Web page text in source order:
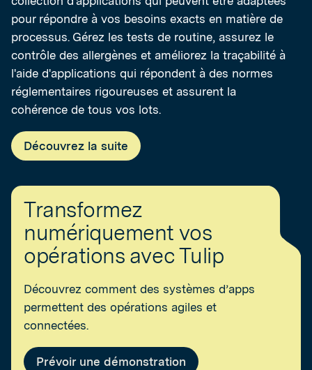
pour répondre à vos besoins exacts en matière de
processus. Gérez les tests de routine, assurez le
contrôle des allergènes et améliorez la traçabilité à
l'aide d'applications qui répondent à des normes
réglementaires rigoureuses et assurent la
cohérence de tous vos lots.
Découvrez la suite
Transformez
numériquement vos
opérations avec Tulip
Découvrez comment des systèmes d’apps
permettent des opérations agiles et
connectées.
Prévoir une démonstration